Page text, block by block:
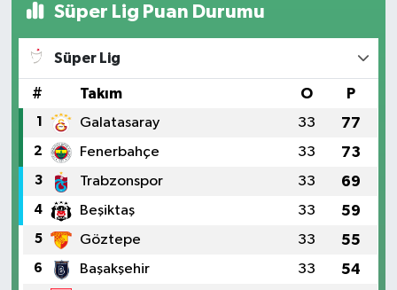
Süper Lig Puan Durumu
Süper Lig
# Takım O P
1 Galatasaray 33 77
2 Fenerbahçe 33 73
3 Trabzonspor 33 69
4 Beşiktaş 33 59
5 Göztepe 33 55
6 Başakşehir 33 54